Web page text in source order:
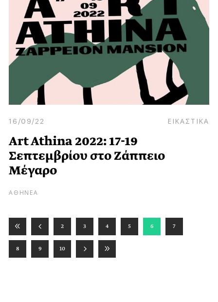
16/09/22 ΕΙΚΑΣΤΙΚΑ
Αrt Athina 2022: 17-19
Σεπτεμβρίου στο Ζάππειο
Μέγαρο
ΑΘΗΝΕΑ
2 3 4 5 6 7
8 9 10